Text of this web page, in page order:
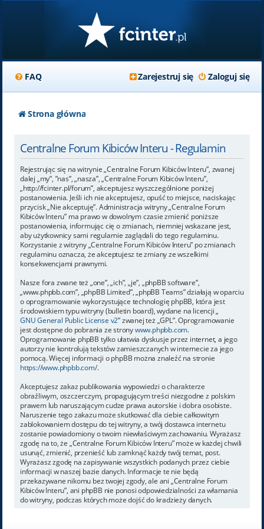
FAQ Zaloguj się
Zarejestruj się
Strona główna
Centralne Forum Kibiców Interu - Regulamin
Rejestrując się na witrynie „Centralne Forum Kibiców Interu”, zwanej
dalej „my”, ”nas”, „nasza”, „Centralne Forum Kibiców Interu”,
„http://fcinter.pl/forum”, akceptujesz wyszczególnione poniżej
postanowienia. Jeśli ich nie akceptujesz, opuść to miejsce, naciskając
przycisk „Nie akceptuję”. Administracja witryny „Centralne Forum
Kibiców Interu” ma prawo w dowolnym czasie zmienić poniższe
postanowienia, informując cię o zmianach, niemniej wskazane jest,
aby użytkownicy sami regularnie zaglądali do tego regulaminu.
Korzystanie z witryny „Centralne Forum Kibiców Interu” po zmianach
regulaminu oznacza, że akceptujesz te zmiany ze wszelkimi
konsekwencjami prawnymi.
Nasze fora zwane też „one”, „ich”, „je”, „phpBB software”,
„www.phpbb.com”, „phpBB Limited”, „phpBB Teams” działają w oparciu
o oprogramowanie wykorzystujące technologię phpBB, która jest
środowiskiem typu witryny (bulletin board), wydane na licencji „
GNU General Public License v2” zwanej też „GPL”. Oprogramowanie
jest dostępne do pobrania ze stronywww.phpbb.com.
Oprogramowanie phpBB tylko ułatwia dyskusje przez internet, a jego
autorzy nie kontrolują tekstów zamieszczanych w internecie za jego
pomocą. Więcej informacji o phpBB można znaleźć na stronie
https://www.phpbb.com/.
Akceptujesz zakaz publikowania wypowiedzi o charakterze
obraźliwym, oszczerczym, propagującym treści niezgodne z polskim
prawem lub naruszającym cudze prawa autorskie i dobra osobiste.
Naruszenie tego zakazu może skutkować dla ciebie całkowitym
zablokowaniem dostępu do tej witryny, a twój dostawca internetu
zostanie powiadomiony o twoim niewłaściwym zachowaniu. Wyrażasz
zgodę na to, że „Centralne Forum Kibiców Interu” może w każdej chwili
usunąć, zmienić, przenieść lub zamknąć każdy twój temat, post.
Wyrażasz zgodę na zapisywanie wszystkich podanych przez ciebie
informacji w naszej bazie danych. Informacje te nie będą
przekazywane nikomu bez twojej zgody, ale ani „Centralne Forum
Kibiców Interu”, ani phpBB nie ponosi odpowiedzialności za włamania
do witryny, podczas których może dojść do kradzieży danych.